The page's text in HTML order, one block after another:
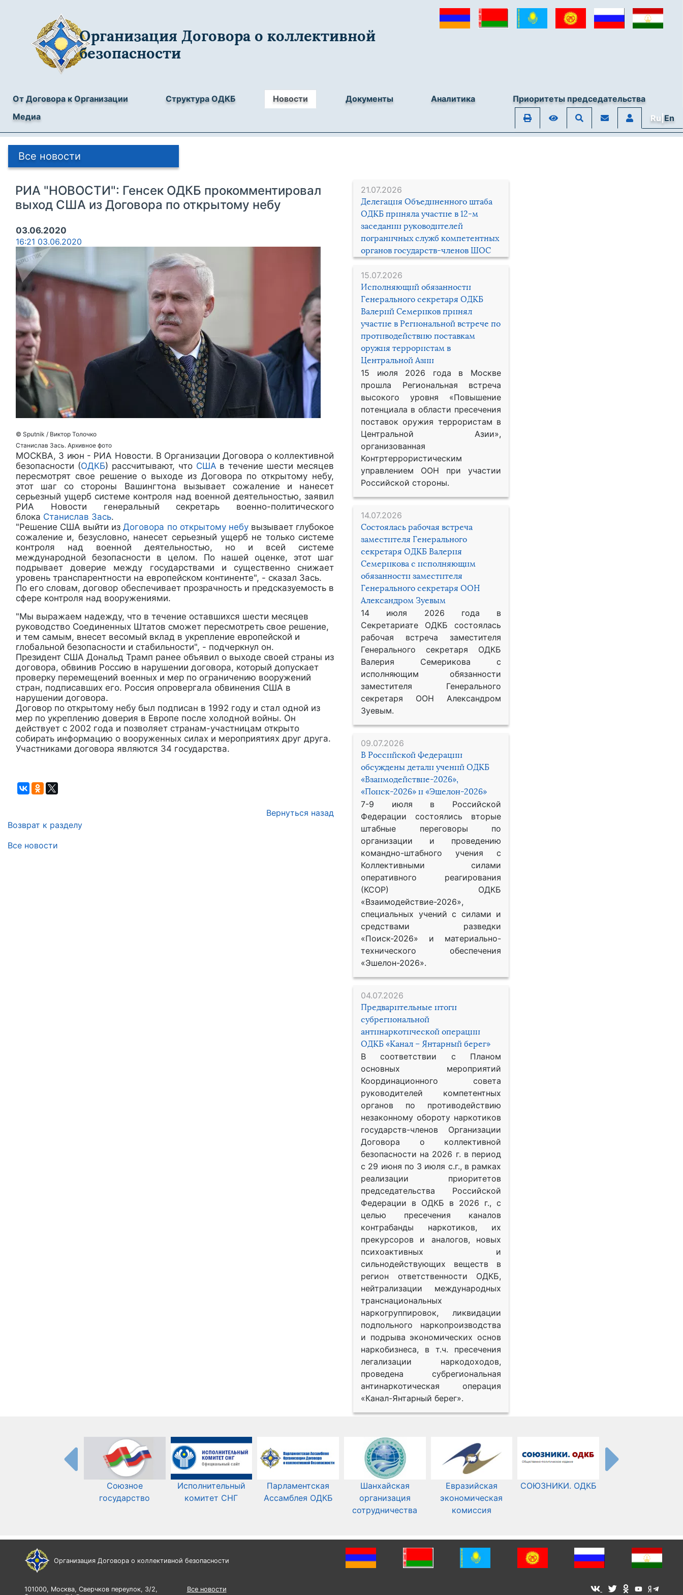
Организация Договора о коллективной
безопасности
От Договора к Организации Структура ОДКБ Новости Документы Аналитика
Приоритеты председательства
Медиа
Ru|En
Все новости
21.07.2026
Делегация Объединенного штаба
ОДКБ приняла участие в 12-м
заседании руководителей
пограничных служб компетентных
органов государств-членов ШОС
15.07.2026
Исполняющий обязанности
Генерального секретаря ОДКБ
Валерий Семериков принял
участие в Региональной встрече по
противодействию поставкам
оружия террористам в
Центральной Азии
15 июля 2026 года в Москве
прошла Региональная встреча
высокого уровня «Повышение
потенциала в области пресечения
поставок оружия террористам в
Центральной Азии»,
организованная
Контртеррористическим
управлением ООН при участии
Российской стороны.
14.07.2026
Состоялась рабочая встреча
заместителя Генерального
секретаря ОДКБ Валерия
Семерикова с исполняющим
обязанности заместителя
Генерального секретаря ООН
Александром Зуевым
14 июля 2026 года в
Секретариате ОДКБ состоялась
рабочая встреча заместителя
Генерального секретаря ОДКБ
Валерия Семерикова с
исполняющим обязанности
заместителя Генерального
секретаря ООН Александром
Зуевым.
09.07.2026
В Российской Федерации
обсуждены детали учений ОДКБ
«Взаимодействие-2026»,
«Поиск-2026» и «Эшелон-2026»
7-9 июля в Российской
Федерации состоялись вторые
штабные переговоры по
организации и проведению
командно-штабного учения с
Коллективными силами
оперативного реагирования
(КСОР) ОДКБ
«Взаимодействие-2026»,
специальных учений с силами и
средствами разведки
«Поиск-2026» и материально-
технического обеспечения
«Эшелон-2026».
04.07.2026
Предварительные итоги
субрегиональной
антинаркотической операции
ОДКБ «Канал – Янтарный берег»
В соответствии с Планом
основных мероприятий
Координационного совета
руководителей компетентных
органов по противодействию
незаконному обороту наркотиков
государств-членов Организации
Договора о коллективной
безопасности на 2026 г. в период
с 29 июня по 3 июля с.г., в рамках
реализации приоритетов
председательства Российской
Федерации в ОДКБ в 2026 г., с
целью пресечения каналов
контрабанды наркотиков, их
прекурсоров и аналогов, новых
психоактивных и
сильнодействующих веществ в
регион ответственности ОДКБ,
нейтрализации международных
транснациональных
наркогруппировок, ликвидации
подпольного наркопроизводства
и подрыва экономических основ
наркобизнеса, в т.ч. пресечения
легализации наркодоходов,
проведена субрегиональная
антинаркотическая операция
«Канал-Янтарный берег».
РИА "НОВОСТИ": Генсек ОДКБ прокомментировал
выход США из Договора по открытому небу
03.06.2020
16:21 03.06.2020
© Sputnik / Виктор Толочко
Станислав Зась. Архивное фото
МОСКВА, 3 июн - РИА Новости. В Организации Договора о коллективной
безопасности (ОДКБ) рассчитывают, что США в течение шести месяцев
пересмотрят свое решение о выходе из Договора по открытому небу,
этот шаг со стороны Вашингтона вызывает сожаление и нанесет
серьезный ущерб системе контроля над военной деятельностью, заявил
РИА Новости генеральный секретарь военно-политического
блока Станислав Зась.
"Решение США выйти изДоговора по открытому небувызывает глубокое
сожаление и, безусловно, нанесет серьезный ущерб не только системе
контроля над военной деятельностью, но и всей системе
международной безопасности в целом. По нашей оценке, этот шаг
подрывает доверие между государствами и существенно снижает
уровень транспарентности на европейском континенте", - сказал Зась.
По его словам, договор обеспечивает прозрачность и предсказуемость в
сфере контроля над вооружениями.
"Мы выражаем надежду, что в течение оставшихся шести месяцев
руководство Соединенных Штатов сможет пересмотреть свое решение,
и тем самым, внесет весомый вклад в укрепление европейской и
глобальной безопасности и стабильности", - подчеркнул он.
Президент США Дональд Трамп ранее объявил о выходе своей страны из
договора, обвинив Россию в нарушении договора, который допускает
проверку перемещений военных и мер по ограничению вооружений
стран, подписавших его. Россия опровергала обвинения США в
нарушении договора.
Договор по открытому небу был подписан в 1992 году и стал одной из
мер по укреплению доверия в Европе после холодной войны. Он
действует с 2002 года и позволяет странам-участницам открыто
собирать информацию о вооруженных силах и мероприятиях друг друга.
Участниками договора являются 34 государства.
Вернуться назад
Возврат к разделу
Все новости
Союзное
государство
Исполнительный
комитет СНГ
Парламентская
Ассамблея ОДКБ
Шанхайская
организация
сотрудничества
Евразийская
экономическая
комиссия
СОЮЗНИКИ. ОДКБ
Организация Договора о коллективной безопасности
101000, Москва, Сверчков переулок, 3/2,
Все новости